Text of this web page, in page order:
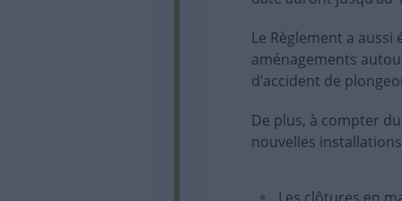
Le Règlement a
aménagements
d’accident de
De plus, à compter du
nouvelles